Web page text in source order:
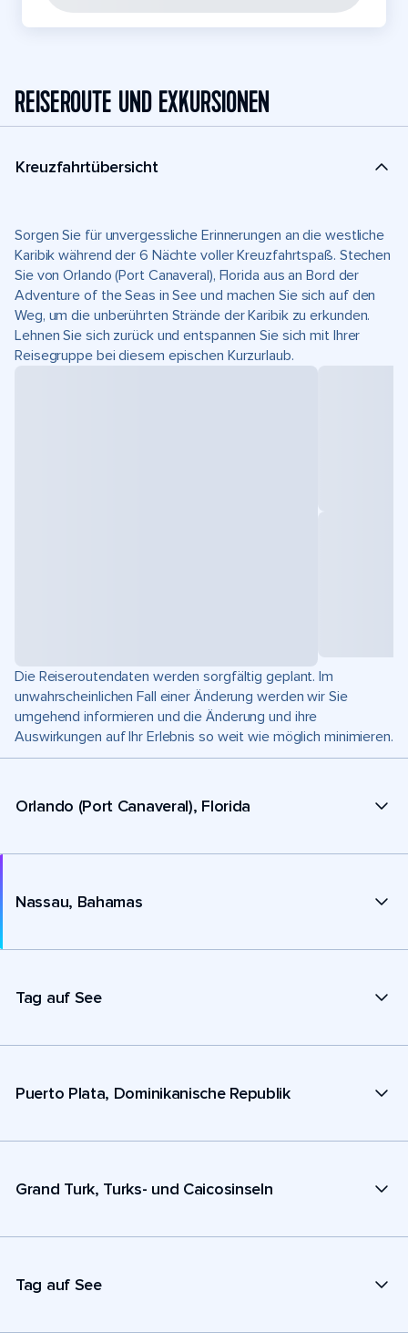
REISEROUTE UND EXKURSIONEN
Kreuzfahrtübersicht
Sorgen Sie für unvergessliche Erinnerungen an die westliche
Karibik während der 6 Nächte voller Kreuzfahrtspaß. Stechen
Sie von Orlando (Port Canaveral), Florida aus an Bord der
Adventure of the Seas in See und machen Sie sich auf den
Weg, um die unberührten Strände der Karibik zu erkunden.
Lehnen Sie sich zurück und entspannen Sie sich mit Ihrer
Reisegruppe bei diesem epischen Kurzurlaub.
Die Reiseroutendaten werden sorgfältig geplant. Im
unwahrscheinlichen Fall einer Änderung werden wir Sie
umgehend informieren und die Änderung und ihre
Auswirkungen auf Ihr Erlebnis so weit wie möglich minimieren.
Orlando (Port Canaveral), Florida
Nassau, Bahamas
Tag auf See
Puerto Plata, Dominikanische Republik
Grand Turk, Turks- und Caicosinseln
Tag auf See